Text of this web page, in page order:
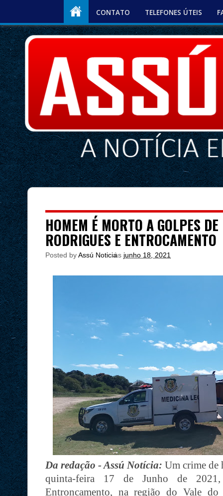
CONTATO TELEFONES ÚTEIS
HOMEM É MORTO A GOLPES
RODRIGUES E ENTROCAMENTO
Posted byAssú Noticia
às junho 18, 2021
Da redação - Assú Notícia: Um crime de
quinta-feira 17 de Junho de
Entroncamento, na região do Vale